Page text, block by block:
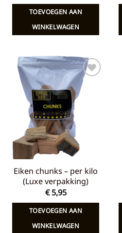
TOEVOEGEN AAN
WINKELWAGEN
Toevoegen
aan
verlanglijst
Eiken chunks – per kilo
(Luxe verpakking)
€5,95
TOEVOEGEN AAN
WINKELWAGEN